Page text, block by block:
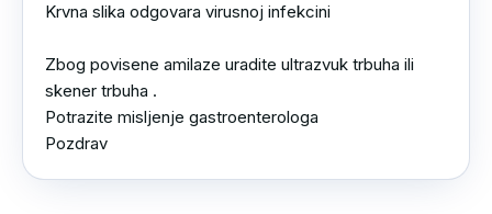
Krvna slika odgovara virusnoj infekcini
Zbog povisene amilaze uradite ultrazvuk trbuha ili
skener trbuha .
Potrazite misljenje gastroenterologa
Pozdrav